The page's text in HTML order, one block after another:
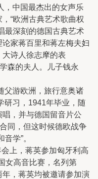
中国最杰出的女声乐
“欧洲古典艺术歌曲权
最深刻的德国古典艺术
家蒋百里和蒋左梅夫妇
诗人徐志摩的表
森的夫人。儿子钱永
游欧洲，旅行意奥诸
研习，1941年毕业，随
，并与德国留音片公
同，但这时候德欧战争
学”。
上，蒋英参加匈牙利高
女高音比赛，名列第
，蒋英均被邀请参加演